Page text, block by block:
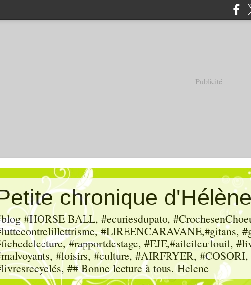
Publicité
chronique d'Hélène
#HORSE BALL, #ecuriesdupato,
#LIREENCARAVANE,#gitans,
#rapportdestage, #EJE,#aileileuilouil,
#loisirs, #culture, #AIRFRYER,
## Bonne lecture à tous. Helene